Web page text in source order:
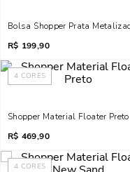
Bolsa Shopper Prata
R$ 199,90
4 CORES
Shopper Material Floater Preto
R$ 469,90
4 CORES